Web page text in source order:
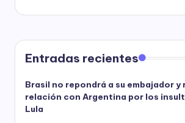
Entradas recientes
Brasil no repondrá a su embajador y
relación con Argentina por los
Lula